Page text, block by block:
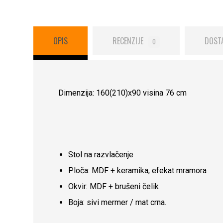
OPIS RECENZIJE 0
Dimenzija: 160(210)x90 visina 76 cm
Stol na razvlačenje
Ploča: MDF + keramika, efekat mramora
Okvir: MDF + brušeni čelik
Boja: sivi mermer / mat crna.